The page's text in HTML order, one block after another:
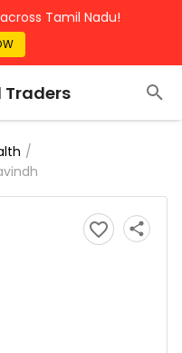
Tamil Nadu!
Traders
/